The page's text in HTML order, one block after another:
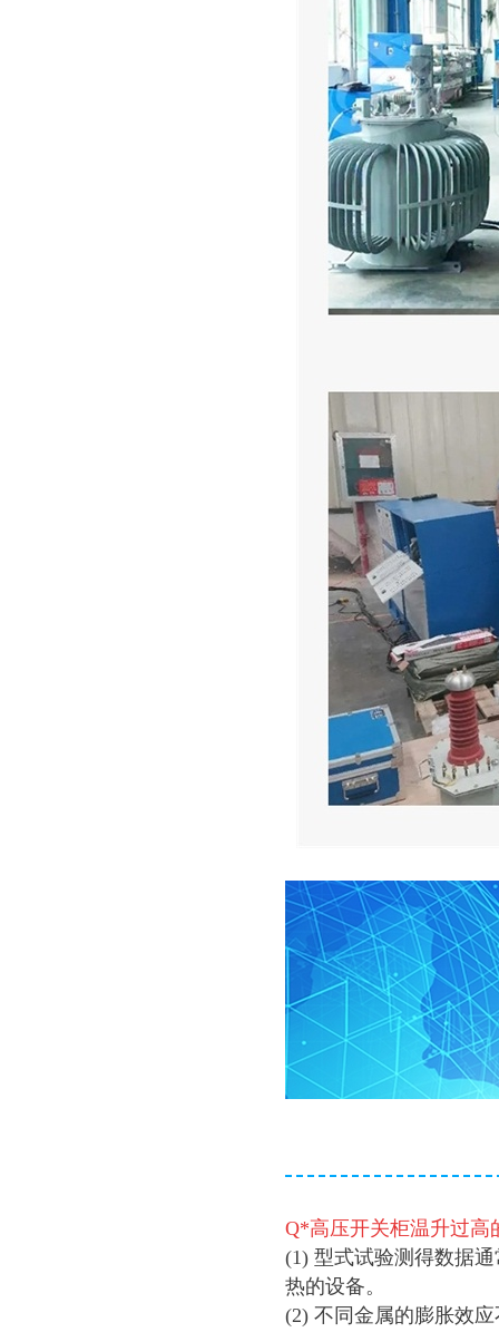
Q*高压开关柜温升过高
(1) 型式试验测得数据
热的设备。
(2) 不同金属的膨胀效